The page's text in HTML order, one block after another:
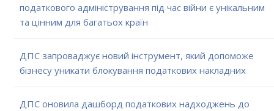
податкового адміністрування під час війни є унікальним
та цінним для багатьох країн
ДПС запроваджує новий інструмент, який допоможе
бізнесу уникати блокування податкових накладних
ДПС оновила дашборд податкових надходжень до